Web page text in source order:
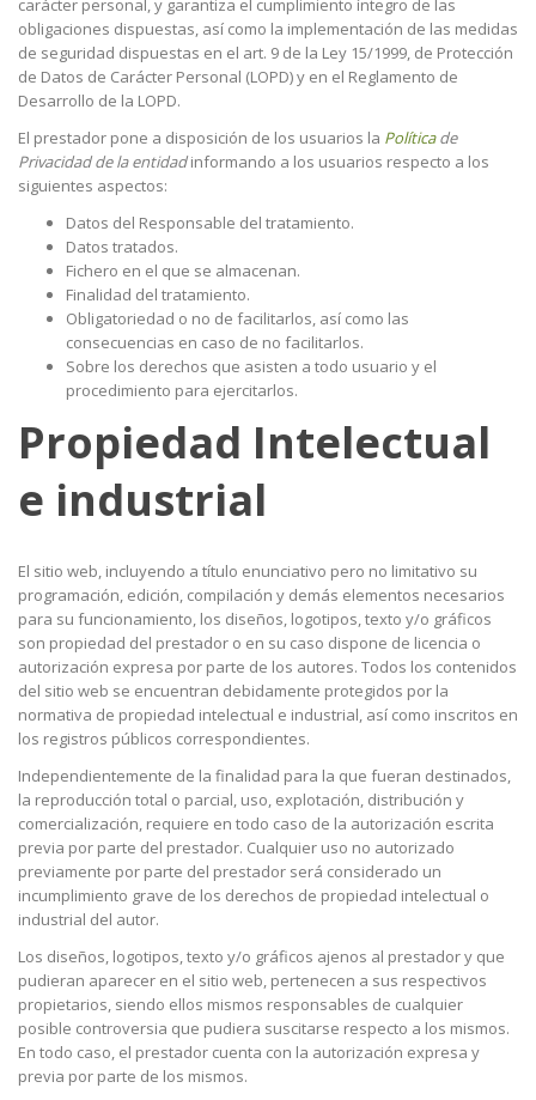
carácter personal, y garantiza el cumplimiento íntegro de las
obligaciones dispuestas, así como la implementación de las medidas
de seguridad dispuestas en el art. 9 de la Ley 15/1999, de Protección
de Datos de Carácter Personal (LOPD) y en el Reglamento de
Desarrollo de la LOPD.
El prestador pone a disposición de los usuarios la Políticade
Privacidad de la entidadinformando a los usuarios respecto a los
siguientes aspectos:
Datos del Responsable del tratamiento.
Datos tratados.
Fichero en el que se almacenan.
Finalidad del tratamiento.
Obligatoriedad o no de facilitarlos, así como las
consecuencias en caso de no facilitarlos.
Sobre los derechos que asisten a todo usuario y el
procedimiento para ejercitarlos.
Propiedad Intelectual
e industrial
El sitio web, incluyendo a título enunciativo pero no limitativo su
programación, edición, compilación y demás elementos necesarios
para su funcionamiento, los diseños, logotipos, texto y/o gráficos
son propiedad del prestador o en su caso dispone de licencia o
autorización expresa por parte de los autores. Todos los contenidos
del sitio web se encuentran debidamente protegidos por la
normativa de propiedad intelectual e industrial, así como inscritos en
los registros públicos correspondientes.
Independientemente de la finalidad para la que fueran destinados,
la reproducción total o parcial, uso, explotación, distribución y
comercialización, requiere en todo caso de la autorización escrita
previa por parte del prestador. Cualquier uso no autorizado
previamente por parte del prestador será considerado un
incumplimiento grave de los derechos de propiedad intelectual o
industrial del autor.
Los diseños, logotipos, texto y/o gráficos ajenos al prestador y que
pudieran aparecer en el sitio web, pertenecen a sus respectivos
propietarios, siendo ellos mismos responsables de cualquier
posible controversia que pudiera suscitarse respecto a los mismos.
En todo caso, el prestador cuenta con la autorización expresa y
previa por parte de los mismos.